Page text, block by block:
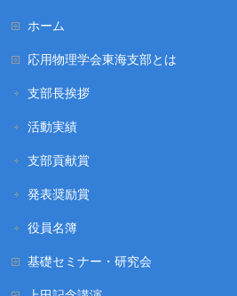
ホーム
応用物理学会東海支部とは
支部長挨拶
活動実績
支部貢献賞
発表奨励賞
役員名簿
基礎セミナー・研究会